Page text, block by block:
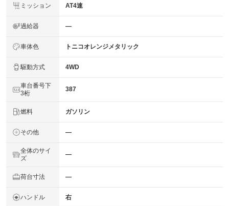
ミッション AT4速
過給器 ―
車体色 トニコオレンジメタリック
駆動方式 4WD
車台番号下
3桁
387
燃料 ガソリン
その他 ―
全体のサイ
ズ
―
荷台寸法 ―
ハンドル 右